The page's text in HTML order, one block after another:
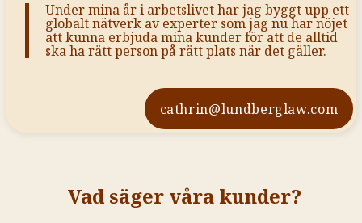
Under mina år i arbetslivet har jag byggt upp ett
globalt nätverk av experter som jag nu har nöjet
att kunna erbjuda mina kunder för att de alltid
ska ha rätt person på rätt plats när det gäller.
cathrin@lundberglaw.com
Vad säger våra kunder?